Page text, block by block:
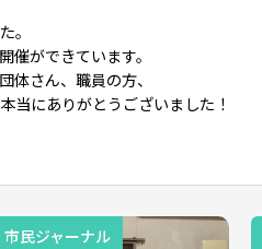
。
ができています。
さん、職員の方、
当にありがとうございました！
市民ジャーナル